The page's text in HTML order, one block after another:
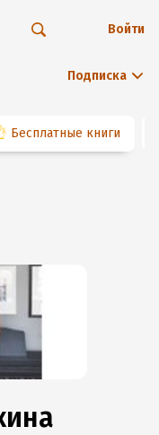
Подписка
Войти
Бесплатные книги